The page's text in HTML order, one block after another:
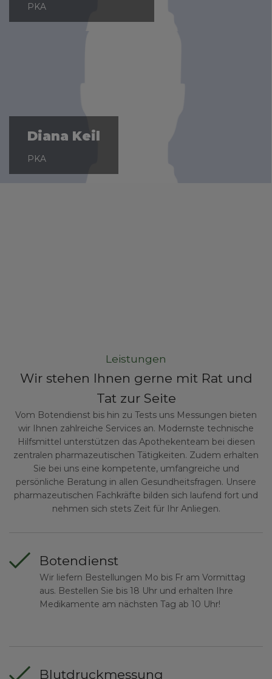
PKA
Diana Keil
PKA
Leistungen
Wir stehen Ihnen gerne mit Rat und
Tat zur Seite
Vom Botendienst bis hin zu Tests uns Messungen bieten
wir Ihnen zahlreiche Services an. Modernste technische
Hilfsmittel unterstützen das Apothekenteam bei diesen
zentralen pharmazeutischen Tätigkeiten. Zudem erhalten
Sie bei uns eine kompetente, umfangreiche und
persönliche Beratung in allen Gesundheitsfragen. Unsere
pharmazeutischen Fachkräfte bilden sich laufend fort und
nehmen sich stets Zeit für Ihr Anliegen.
Botendienst
Wir liefern Bestellungen Mo bis Fr am Vormittag
aus. Bestellen Sie bis 18 Uhr und erhalten Ihre
Medikamente am nächsten Tag ab 10 Uhr!
Blutdruckmessung